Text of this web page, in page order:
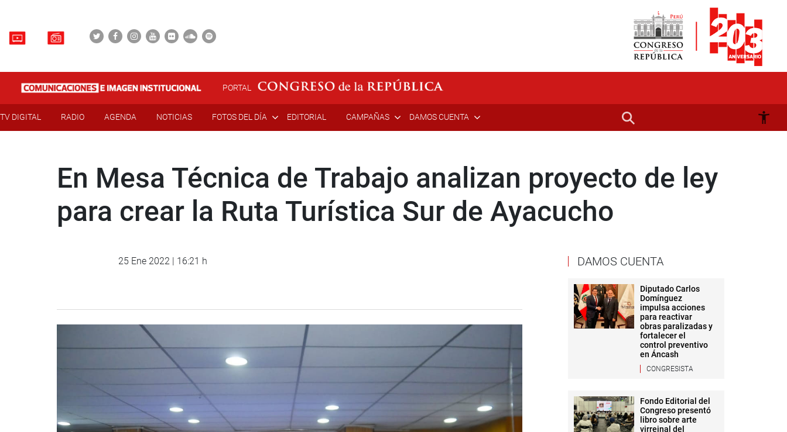
PORTAL
TV DIGITAL RADIO AGENDA NOTICIAS FOTOS DEL DÍA EDITORIAL CAMPAÑAS DAMOS CUENTA
En Mesa Técnica de Trabajo analizan proyecto de ley
para crear la Ruta Turística Sur de Ayacucho
25 Ene 2022 | 16:21 h DAMOS CUENTA
Diputado Carlos
Domínguez
impulsa acciones
para reactivar
obras paralizadas y
fortalecer el
control preventivo
en Áncash
CONGRESISTA
Fondo Editorial del
Congreso presentó
libro sobre arte
virreinal del